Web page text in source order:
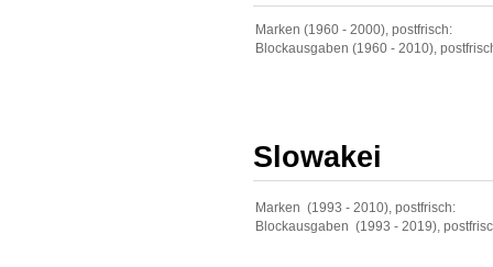
Marken (1960 - 2000), postfrisch:
Blockausgaben (1960 - 2010),
Slowakei
Marken (1993 - 2010), postfrisch:
Blockausgaben (1993 - 2019),